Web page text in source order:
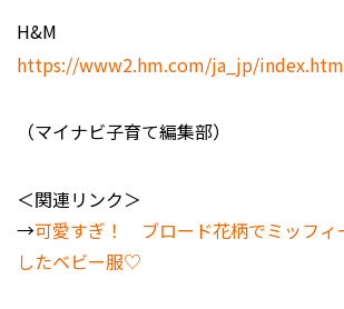
H&M
https://www2.hm.com/ja_jp/
（マイナビ子育て編集部）
＜関連リンク＞
→可愛すぎ！ ブロード花柄でミッフィ
したベビー服♡